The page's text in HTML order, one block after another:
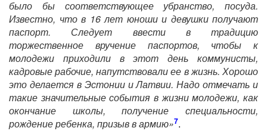
было бы соответствующее убранство, посуда.
Известно, что в 16 лет юноши и девушки получают
паспорт. Следует ввести в традицию
торжественное вручение паспортов, чтобы к
молодежи приходили в этот день коммунисты,
кадровые рабочие, напутствовали ее в жизнь. Хорошо
это делается в Эстонии и Латвии. Надо отмечать и
такие значительные события в жизни молодежи, как
окончание школы, получение специальности,
рождение ребенка, призыв в армию»7.